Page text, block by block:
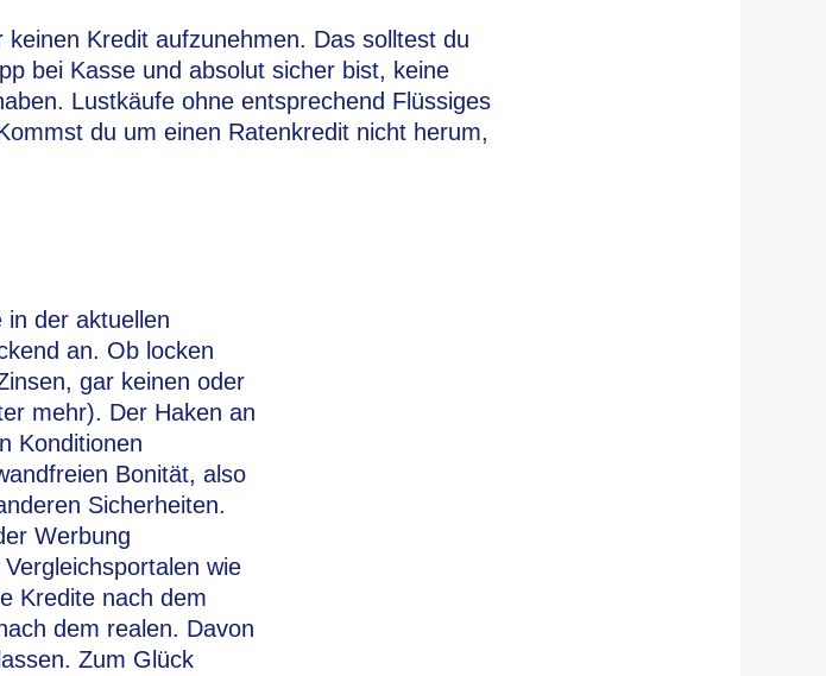
Kredit aufzunehmen. Das solltest du
bei Kasse und absolut sicher bist, keine
Lustkäufe ohne entsprechend Flüssiges
du um einen Ratenkredit nicht herum,
in der aktuellen
an. Ob locken
gar keinen oder
mehr). Der Haken an
Konditionen
Bonität, also
Sicherheiten.
Werbung
wie
Kredite nach dem
dem realen. Davon
Zum Glück